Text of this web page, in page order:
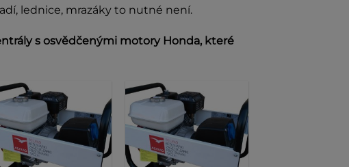
lednice, mrazáky to nutné není.
s osvědčenými motory Honda, které